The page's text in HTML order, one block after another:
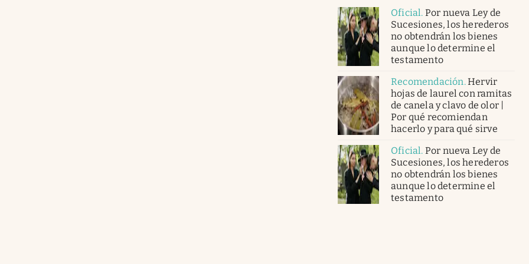
Oficial. Por nueva Ley de
Sucesiones, los herederos
no obtendrán los bienes
aunque lo determine el
testamento
Recomendación.Hervir
hojas de laurel con ramitas
de canela y clavo de olor |
Por qué recomiendan
hacerlo y para qué sirve
Oficial. Por nueva Ley de
Sucesiones, los herederos
no obtendrán los bienes
aunque lo determine el
testamento